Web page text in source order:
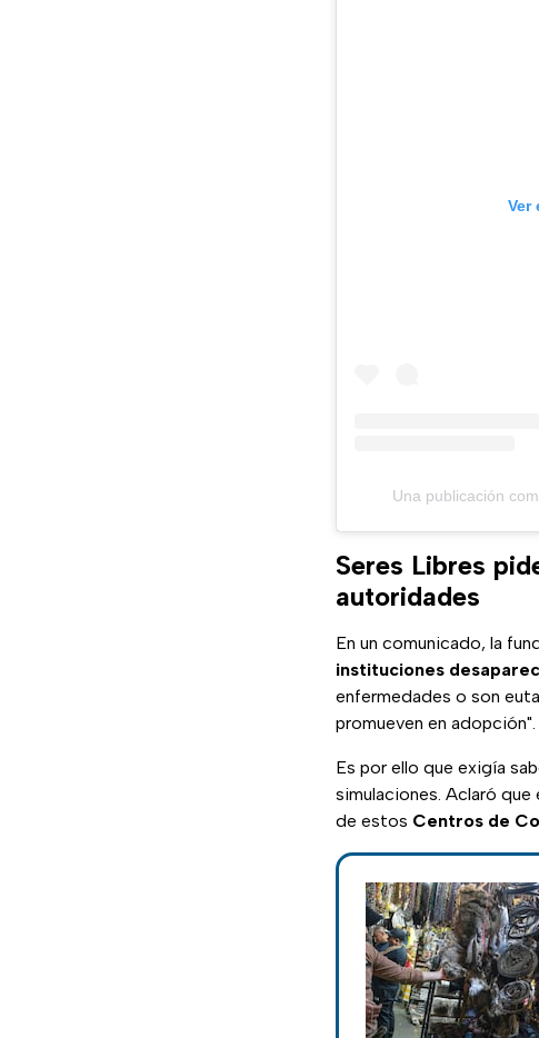
Ver
Una publicación
Seres Libres
autoridades
En un comunicado, la
instituciones
enfermedades o son
promueven en adopción".
Es por ello que exigía
simulaciones. Aclaró
de estos Centros de